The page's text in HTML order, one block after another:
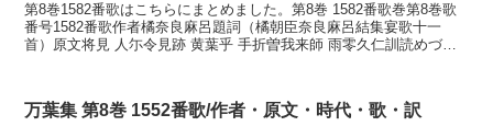
第8巻1582番歌はこちらにまとめました。第8巻 1582番歌巻第8巻歌
番号1582番歌作者橘奈良麻呂題詞（橘朝臣奈良麻呂結集宴歌十一
首）原文将見 人尓令見跡 黄葉乎 手折曽我来師 雨零久仁訓読めづら
万葉集 第8巻 1552番歌/作者・原文・時代・歌・訳